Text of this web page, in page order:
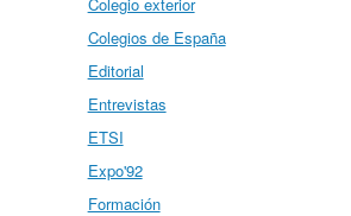
Colegios de España
Editorial
Entrevistas
ETSI
Expo'92
Formación